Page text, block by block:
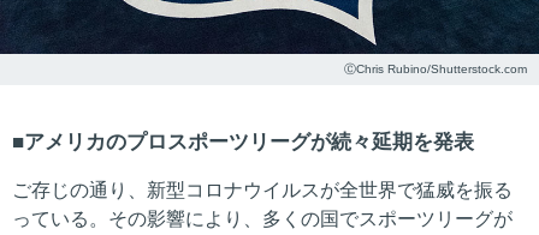
ⒸChris Rubino/Shutterstock.com
アメリカのプロスポーツリーグが続々延期を発表
ご存じの通り、新型コロナウイルスが全世界で猛威を振る
っている。その影響により、多くの国でスポーツリーグが